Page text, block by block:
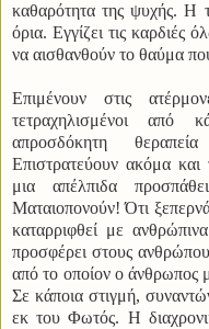
καθαρότητα της ψυχής. Η
όρια. Εγγίζει τις
να αισθανθούν το θαύμα
Επιμένουν στις
τετραχηλισμένοι από
απροσδόκητη
Επιστρατεύουν ακόμα και
μια απέλπιδα
Ματαιοπονούν! Ότι
καταρριφθεί με
προσφέρει στους
από το οποίον ο άνθρωπος
Σε κάποια στιγμή,
εκ του Φωτός. Η